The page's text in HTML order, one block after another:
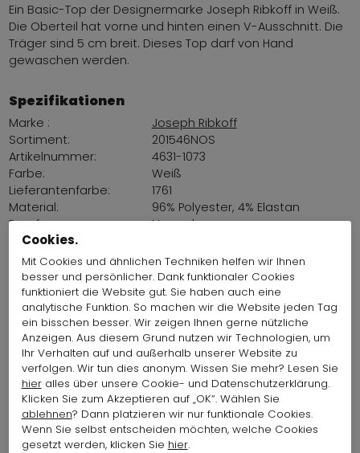
Ein Basic-Top der Designermarke Joseph Ribkoff in Weiß.
Die Oberteil hat vorne und hinten einen V-Ausschnitt. Die
Träger sind 5 cm breit. Dieses Top darf von Hand
gewaschen werden.
Spezifikationen
Marke :
Joseph Ribkoff
Sortiment:
201546NOS
Artikelnummer:
4631-1073
Farbe:
Weiß
Lieferantenfarbe:
1761
Material:
96% Polyester, 4% Elastan
Passform::
Normal
Länge:
Herkunft
Bekleidungsstoffe:
Kanada
Land der Produktion:
Kanada
Oberweite:
86 cm
Artikelgröße auf Foto
Größe 36
Mode-Modell info
Markeninformationen
Cookies.
Mit Cookies und ähnlichen Techniken helfen wir Ihnen
besser und persönlicher. Dank funktionaler Cookies
funktioniert die Website gut. Sie haben auch eine
analytische Funktion. So machen wir die Website jeden Tag
ein bisschen besser. Wir zeigen Ihnen gerne nützliche
Anzeigen. Aus diesem Grund nutzen wir Technologien, um
Ihr Verhalten auf und außerhalb unserer Website zu
verfolgen. Wir tun dies anonym. Wissen Sie mehr? Lesen Sie
hieralles über unsere Cookie- und Datenschutzerklärung.
Klicken Sie zum Akzeptieren auf „OK“. Wählen Sie
ablehnen? Dann platzieren wir nur funktionale Cookies.
Wenn Sie selbst entscheiden möchten, welche Cookies
gesetzt werden, klicken Sie hier.